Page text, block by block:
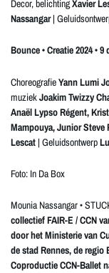
Decor, belichtingXavier
Nassangar|
Bounce • Creatie 2024 • 9
ChoreografieYann Lumi
muziekJoakim Twizzy
Anaël Lypso Régent,
Mampouya, Junior Steve
Lescat | Geluidsontwerp
Foto: In Da Box
Mounia Nassangar •
collectief FAIR-E / CCN
door het Ministerie van
de stad Rennes, de regio
Coproductie CCN-Ballet